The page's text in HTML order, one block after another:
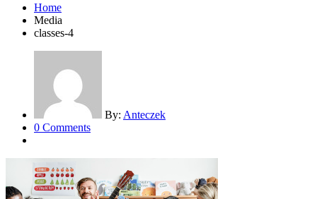
Home
Media
classes-4
By: Anteczek
0 Comments